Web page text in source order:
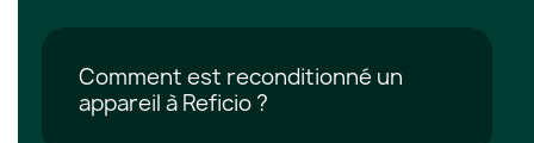
Comment est reconditionné un
appareil à Reficio ?